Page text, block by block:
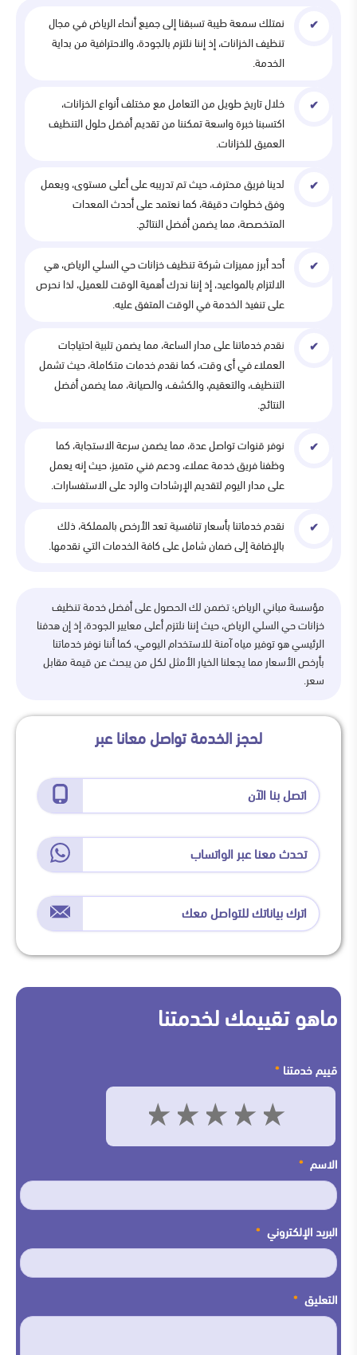
نمتلك سمعة طيبة تسبقنا إلى جميع أنحاء الرياض في مجال
تنظيف الخزانات، إذ إننا نلتزم بالجودة، والاحترافية من بداية
الخدمة.
خلال تاريخ طويل من التعامل مع مختلف أنواع الخزانات،
اكتسبنا خبرة واسعة تمكننا من تقديم أفضل حلول التنظيف
العميق للخزانات.
لدينا فريق محترف، حيث تم تدريبه على أعلى مستوى، ويعمل
وفق خطوات دقيقة، كما نعتمد على أحدث المعدات
المتخصصة، مما يضمن أفضل النتائج.
أحد أبرز مميزات شركة تنظيف خزانات حي السلي الرياض، هي
الالتزام بالمواعيد، إذ إننا ندرك أهمية الوقت للعميل، لذا نحرص
على تنفيذ الخدمة في الوقت المتفق عليه.
نقدم خدماتنا على مدار الساعة، مما يضمن تلبية احتياجات
العملاء في أي وقت، كما نقدم خدمات متكاملة، حيث تشمل
التنظيف، والتعقيم، والكشف، والصيانة، مما يضمن أفضل
النتائج.
نوفر قنوات تواصل عدة، مما يضمن سرعة الاستجابة، كما
وظفنا فريق خدمة عملاء، ودعم فني متميز، حيث إنه يعمل
على مدار اليوم لتقديم الإرشادات والرد على الاستفسارات.
نقدم خدماتنا بأسعار تنافسية تعد الأرخص بالمملكة، ذلك
بالإضافة إلى ضمان شامل على كافة الخدمات التي نقدمها.
مؤسسة مباني الرياض؛ تضمن لك الحصول على أفضل خدمة تنظيف
خزانات حي السلي الرياض، حيث إننا نلتزم أعلى معايير الجودة، إذ إن هدفنا
الرئيسي هو توفير مياه آمنة للاستخدام اليومي، كما أننا نوفر خدماتنا
بأرخص الأسعار مما يجعلنا الخيار الأمثل لكل من يبحث عن قيمة مقابل
سعر.
لحجز الخدمة تواصل معانا عبر
اتصل بنا الآن
تحدث معنا عبر الواتساب
اترك بياناتك للتواصل معك
ماهو تقييمك لخدمتنا
قييم خدمتنا *
4 3 2 1
الاسم *
البريد الإلكتروني *
التعليق *